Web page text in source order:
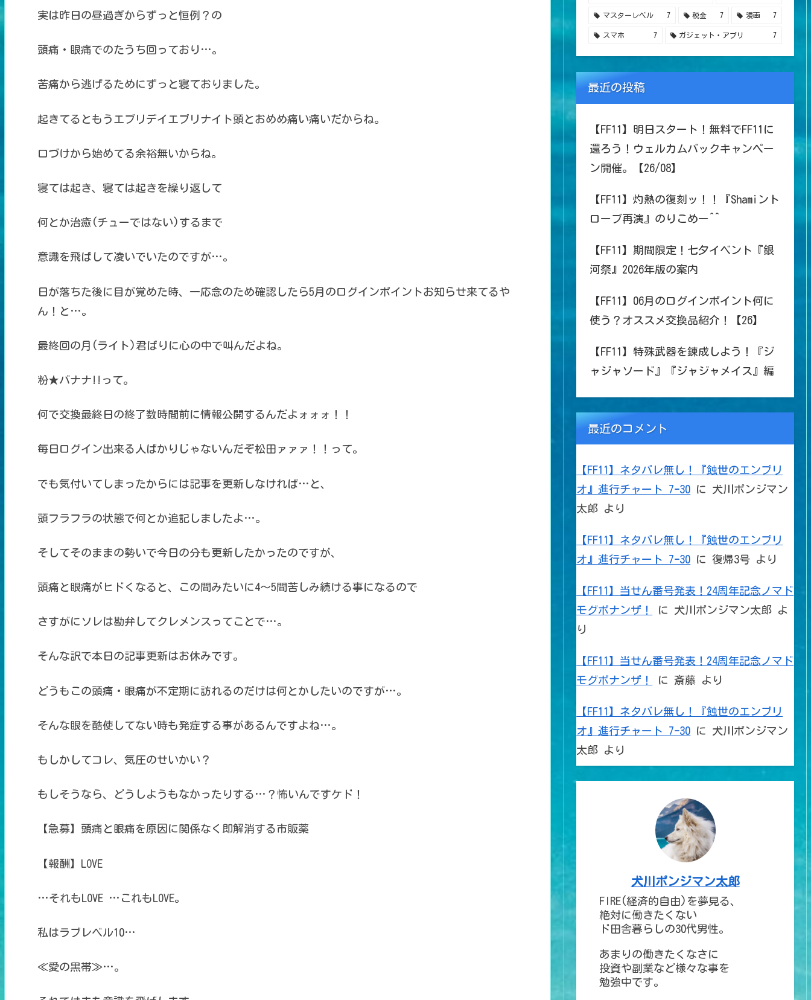
実は昨日の昼過ぎからずっと恒例？の
頭痛・眼痛でのたうち回っており…。
苦痛から逃げるためにずっと寝ておりました。
起きてるともうエブリデイエブリナイト頭とおめめ痛い痛いだからね。
口づけから始めてる余裕無いからね。
寝ては起き、寝ては起きを繰り返して
何とか治癒(チューではない)するまで
意識を飛ばして凌いでいたのですが…。
日が落ちた後に目が覚めた時、一応念のため確認したら5月のログインポイントお知らせ来てるや
ん！と…。
最終回の月(ライト)君ばりに心の中で叫んだよね。
粉★バナナ!!って。
何で交換最終日の終了数時間前に情報公開するんだよォォォ！！
毎日ログイン出来る人ばかりじゃないんだぞ松田ァァァ！！って。
でも気付いてしまったからには記事を更新しなければ…と、
頭フラフラの状態で何とか追記しましたよ…。
そしてそのままの勢いで今日の分も更新したかったのですが、
頭痛と眼痛がヒドくなると、この間みたいに4～5間苦しみ続ける事になるので
さすがにソレは勘弁してクレメンスってことで…。
そんな訳で本日の記事更新はお休みです。
どうもこの頭痛・眼痛が不定期に訪れるのだけは何とかしたいのですが…。
そんな眼を酷使してない時も発症する事があるんですよね…。
もしかしてコレ、気圧のせいかい？
もしそうなら、どうしようもなかったりする…？怖いんですケド！
【急募】頭痛と眼痛を原因に関係なく即解消する市販薬
【報酬】LOVE
…それもLOVE …これもLOVE。
私はラブレベル10…
≪愛の黒帯≫…。
マスターレベル 7 税金 7 漫画 7
スマホ 7 ガジェット・アプリ 7
最近の投稿
【FF11】明日スタート！無料でFF11に
還ろう！ウェルカムバックキャンペー
ン開催。【26/08】
【FF11】灼熱の復刻ッ！！『Shamiント
ローブ再演』のりこめー^^
【FF11】期間限定！七夕イベント『銀
河祭』2026年版の案内
【FF11】06月のログインポイント何に
使う？オススメ交換品紹介！【26】
【FF11】特殊武器を錬成しよう！『ジ
ャジャソード』『ジャジャメイス』編
最近のコメント
【FF11】ネタバレ無し！『蝕世のエンブリ
オ』進行チャート 7ｰ30 に 犬川ポンジマン
太郎 より
【FF11】ネタバレ無し！『蝕世のエンブリ
オ』進行チャート 7ｰ30 に復帰3号 より
【FF11】当せん番号発表！24周年記念ノマド
モグボナンザ！
に 犬川ポンジマン太郎 よ
り
【FF11】当せん番号発表！24周年記念ノマド
モグボナンザ！
に斎藤 より
【FF11】ネタバレ無し！『蝕世のエンブリ
オ』進行チャート 7ｰ30 に 犬川ポンジマン
太郎 より
犬川ポンジマン太郎
FIRE(経済的自由)を夢見る、
絶対に働きたくない
ド田舎暮らしの30代男性。
あまりの働きたくなさに
投資や副業など様々な事を
勉強中です。